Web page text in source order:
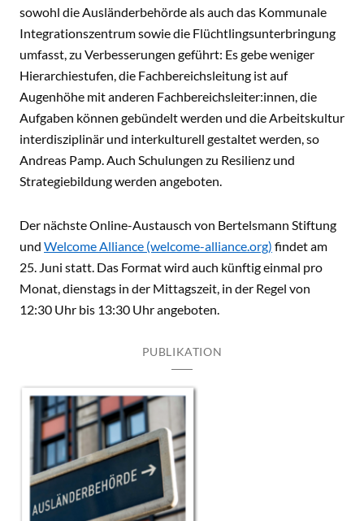
sowohl die Ausländerbehörde als auch das Kommunale
Integrationszentrum sowie die Flüchtlingsunterbringung
umfasst, zu Verbesserungen geführt: Es gebe weniger
Hierarchiestufen, die Fachbereichsleitung ist auf
Augenhöhe mit anderen Fachbereichsleiter:innen, die
Aufgaben können gebündelt werden und die Arbeitskultur
interdisziplinär und interkulturell gestaltet werden, so
Andreas Pamp. Auch Schulungen zu Resilienz und
Strategiebildung werden angeboten.
Der nächste Online-Austausch von Bertelsmann Stiftung
und Welcome Alliance (welcome-alliance.org) findet am
25. Juni statt. Das Format wird auch künftig einmal pro
Monat, dienstags in der Mittagszeit, in der Regel von
12:30 Uhr bis 13:30 Uhr angeboten.
PUBLIKATION